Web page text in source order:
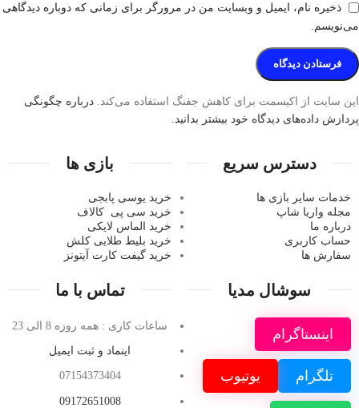
ذخیره نام، ایمیل و وبسایت من در مرورگر برای زمانی که دوباره دیدگاهی
می‌نویسم.
این سایت از اکیسمت برای کاهش جفنگ استفاده می‌کند. درباره چگونگی
پردازش داده‌های دیدگاه خود بیشتر بدانید.
دسترس سریع
خدمات سایر بازی ها
مجله واریا شاپ
درباره ما
حساب کاربری
سفارش ها
بازی ها
خرید یوسی پابجی
خرید سی پی کالاف
خرید الماس لایکی
خرید بلیط طلایی کلش
خرید گیفت کارت آیتونز
سوشال مدیا
اینستاگرام
تلگرام یوتیوب
تماس با ما
ساعات کاری : همه روزه 8 الی 23
اینماد و ثبت ایمیل
07154373404
09172651008